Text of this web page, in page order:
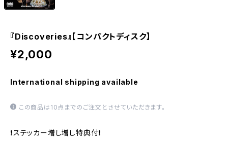
『Discoveries』【コンパクトディスク】
¥2,000
International shipping available
この商品は10点までのご注文とさせていただきます。
❗️ステッカー増し増し特典付❗️